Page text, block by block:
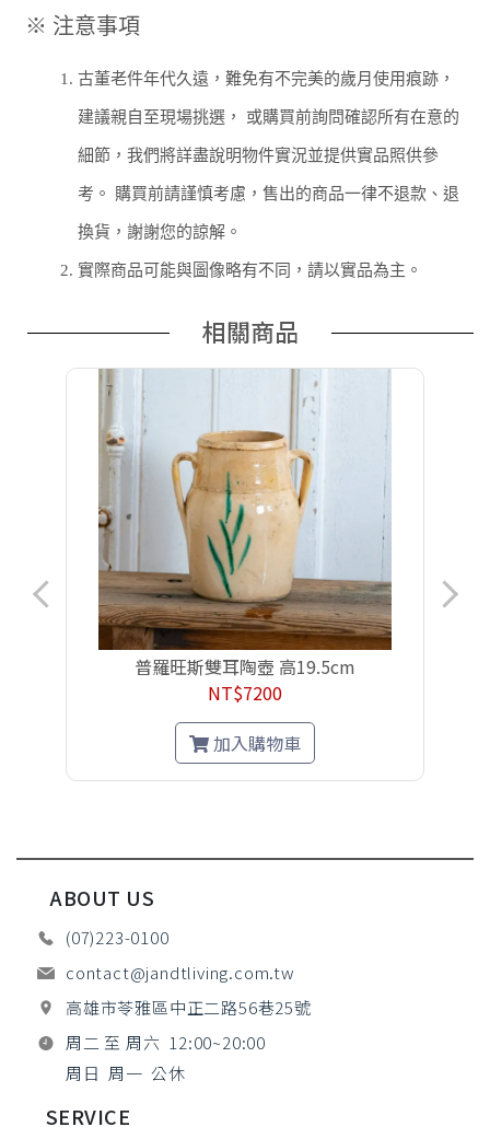
※ 注意事項
1. 古董老件年代久遠，難免有不完美的歲月使用痕跡，
建議親自至現場挑選， 或購買前詢問確認所有在意的
細節，我們將詳盡說明物件實況並提供實品照供參
考。 購買前請謹慎考慮，售出的商品一律不退款、退
換貨，謝謝您的諒解。
2. 實際商品可能與圖像略有不同，請以實品為主。
相關商品
普羅旺斯雙耳陶壺 高19.5cm
NT$7200
加入購物車
ABOUT US
(07)223-0100
contact@jandtliving.com.tw
高雄市苓雅區中正二路56巷25號
周二 至 周六 12:00~20:00
周日 周一 公休
SERVICE